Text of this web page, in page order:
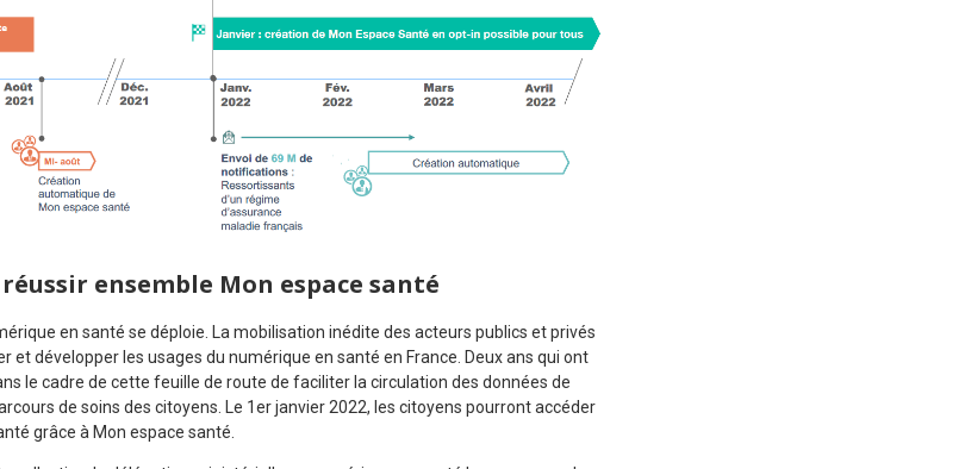
ensemble Mon espace santé
en santé se déploie. La mobilisation inédite des acteurs publics et privés
et développer les usages du numérique en santé en France. Deux ans qui ont
le cadre de cette feuille de route de faciliter la circulation des données de
de soins des citoyens. Le 1er janvier 2022, les citoyens pourront accéder
grâce à Mon espace santé.